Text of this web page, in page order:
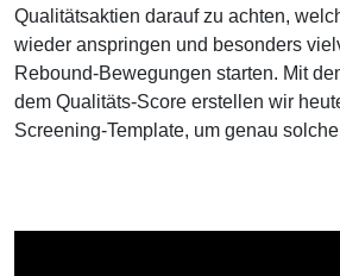
Qualitätsaktien darauf zu achten,
wieder anspringen und besonders
Rebound-Bewegungen starten. Mit
dem Qualitäts-Score erstellen wir
Screening-Template, um genau